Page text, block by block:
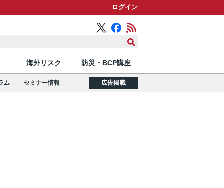
ログイン
海外リスク 防災・BCP講座
ム セミナー情報 広告掲載